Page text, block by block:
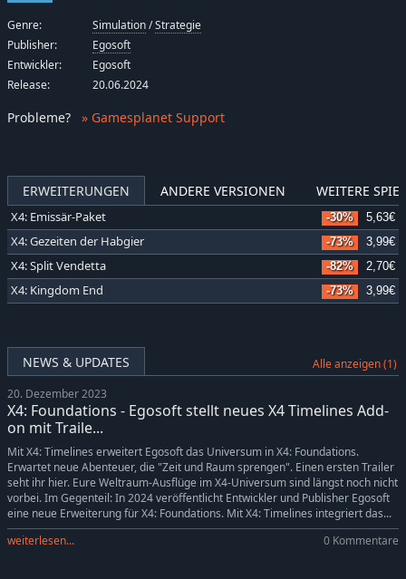
ERWEITERUNGEN ANDERE VERSIONEN WEITERE
X4: Emissär-Paket -30% 5,63€
X4: Gezeiten der Habgier -73% 3,99€
X4: Split Vendetta -82% 2,70€
X4: Kingdom End -73% 3,99€
NEWS & UPDATES Alle anzeigen (1)
20. Dezember 2023
X4: Foundations - Egosoft stellt neues X4 Timelines Add-
on mit Traile...
Mit X4: Timelines erweitert Egosoft das Universum in X4: Foundations.
Erwartet neue Abenteuer, die "Zeit und Raum sprengen". Einen ersten Trailer
seht ihr hier. Eure Weltraum-Ausflüge im X4-Universum sind längst noch nicht
vorbei. Im Gegenteil: In 2024 veröffentlicht Entwickler und Publisher Egosoft
eine neue Erweiterung für X4: Foundations. Mit X4: Timelines integriert das...
weiterlesen...
0 Kommentare
Genre: Simulation/Strategie
Publisher:
Egosoft
Entwickler:
Egosoft
Release:
20.06.2024
Probleme? » Gamesplanet Support